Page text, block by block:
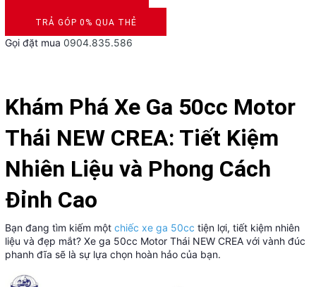
DUYỆT HỒ SƠ RONG 5 PHÚT
TRẢ GÓP 0% QUA THẺ
VISA, MASTERCARD, JCB, AMEX
Gọi đặt mua 0904.835.586
Khám Phá Xe Ga 50cc Motor
Thái NEW CREA: Tiết Kiệm
Nhiên Liệu và Phong Cách
Đỉnh Cao
Bạn đang tìm kiếm một chiếc xe ga 50cc tiện lợi, tiết kiệm nhiên
liệu và đẹp mắt? Xe ga 50cc Motor Thái NEW CREA với vành đúc
phanh đĩa sẽ là sự lựa chọn hoàn hảo của bạn.